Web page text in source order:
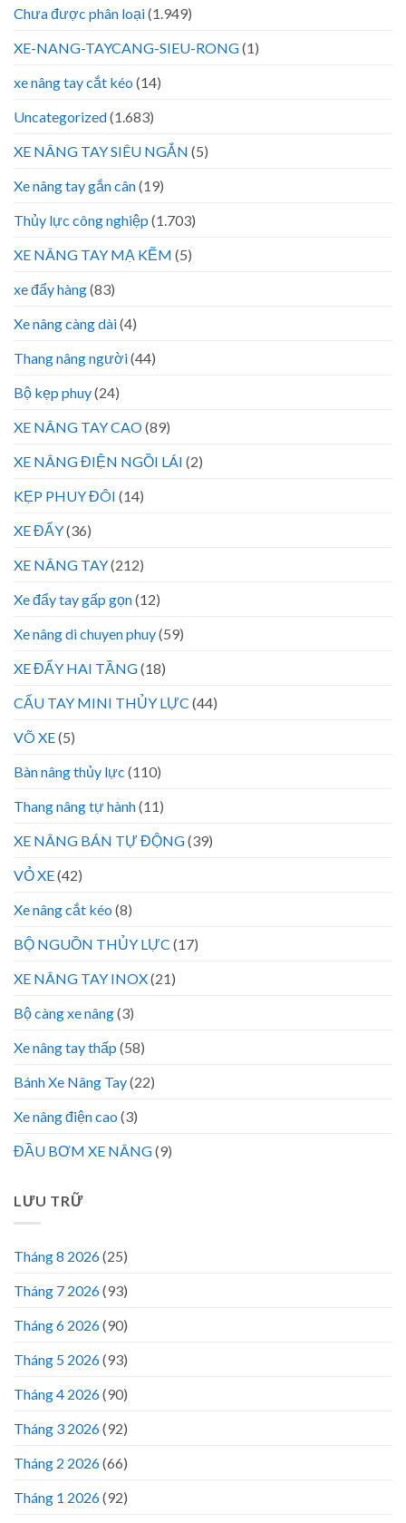
Chưa được phân loại(1.949)
XE-NANG-TAYCANG-SIEU-RONG(1)
xe nâng tay cắt kéo (14)
Uncategorized(1.683)
XE NÂNG TAY SIÊU NGẮN (5)
Xe nâng tay gắn cân(19)
Thủy lực công nghiệp (1.703)
XE NÂNG TAY MẠ KẼM (5)
xe đẩy hàng(83)
Xe nâng càng dài(4)
Thang nâng người(44)
Bộ kẹp phuy(24)
XE NÂNG TAY CAO(89)
XE NÂNG ĐIỆN NGỒI LÁI (2)
KẸP PHUY ĐÔI (14)
XE ĐẨY(36)
XE NÂNG TAY(212)
Xe đẩy tay gấp gọn(12)
Xe nâng di chuyen phuy(59)
XE ĐẨY HAI TẦNG(18)
CẨU TAY MINI THỦY LỰC (44)
VÕ XE(5)
Bàn nâng thủy lực (110)
Thang nâng tự hành(11)
XE NÂNG BÁN TỰ ĐỘNG(39)
VỎ XE(42)
Xe nâng cắt kéo (8)
BỘ NGUỒN THỦY LỰC (17)
XE NÂNG TAY INOX(21)
Bộ càng xe nâng(3)
Xe nâng tay thấp (58)
Bánh Xe Nâng Tay(22)
Xe nâng điện cao (3)
ĐẦU BƠM XE NÂNG(9)
LƯU TRỮ
Tháng 8 2026(25)
Tháng 7 2026(93)
Tháng 6 2026(90)
Tháng 5 2026(93)
Tháng 4 2026(90)
Tháng 3 2026(92)
Tháng 2 2026(66)
Tháng 1 2026(92)